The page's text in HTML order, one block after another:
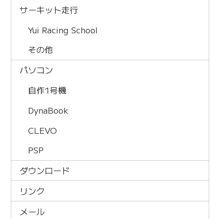
サーキット走行
Yui Racing School
その他
パソコン
自作1号機
DynaBook
CLEVO
PSP
ダウンロード
リンク
メール